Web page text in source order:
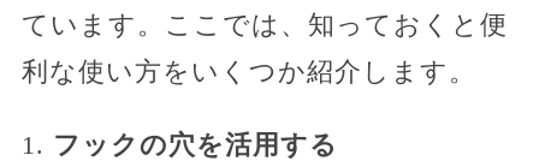
ています。ここでは、知っておくと便
利な使い方をいくつか紹介します。
1. フックの穴を活用する